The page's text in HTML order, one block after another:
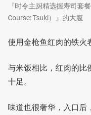
『时令主厨精选握寿司套
Course: Tsuki）』的大腹
使用金枪鱼红肉的铁火
与米饭相比，红肉的比
十足。
味道也很奢华，入口后